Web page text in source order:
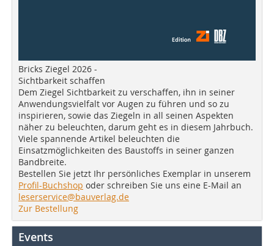
Bricks Ziegel 2026 -
Sichtbarkeit schaffen
Dem Ziegel Sichtbarkeit zu verschaffen, ihn in seiner
Anwendungsvielfalt vor Augen zu führen und so zu
inspirieren, sowie das Ziegeln in all seinen Aspekten
näher zu beleuchten, darum geht es in diesem Jahrbuch.
Viele spannende Artikel beleuchten die
Einsatzmöglichkeiten des Baustoffs in seiner ganzen
Bandbreite.
Bestellen Sie jetzt Ihr persönliches Exemplar in unserem
Profil-Buchshop oder schreiben Sie uns eine E-Mail an
leserservice@bauverlag.de
Zur Bestellung
Events